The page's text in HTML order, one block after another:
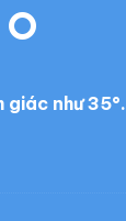
giác như 35°.